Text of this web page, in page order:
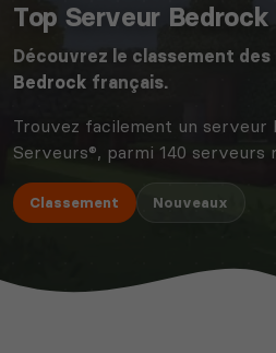
Top Serveur Bedrock
Découvrez le classement
Bedrock français.
Trouvez facilement un serveur
Serveurs®, parmi 140 serveurs
Classement Nouveaux